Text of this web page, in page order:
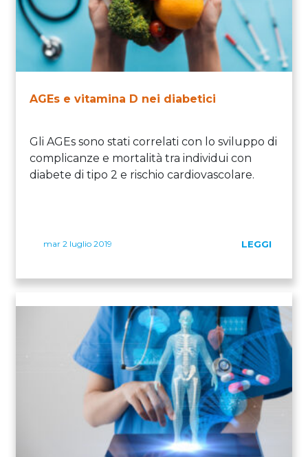
AGEs e vitamina D nei diabetici
Gli AGEs sono stati correlati con lo sviluppo di
complicanze e mortalità tra individui con
diabete di tipo 2 e rischio cardiovascolare.
mar 2 luglio 2019 LEGGI